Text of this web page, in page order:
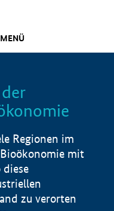
MENÜ
Regionen im
mit
zu verorten